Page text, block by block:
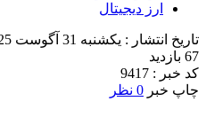
ارز دیجیتال
تاریخ انتشار : یکشنبه 31 آگوست 2025 - 22:07
67 بازدید
کد خبر : 9417
چاپ خبر 0 نظر